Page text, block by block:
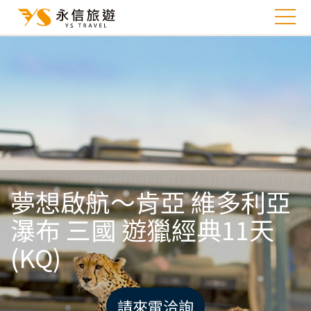
夢想啟航～肯亞 維多利亞
瀑布 三國 遊獵經典11天
(KQ)
請來電洽詢